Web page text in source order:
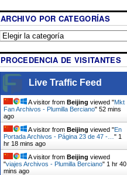
ARCHIVO POR CATEGORÍAS
PROCEDENCIA DE VISITANTES
Live Traffic Feed
A visitor from Beijing viewed "Mkt
Fan Archivos - Plumilla Berciano" 52 mins
ago
A visitor from Beijing viewed "En
Portada Archivos - Página 23 de 47 -… " 1
hr 18 mins ago
A visitor from Beijing viewed
"viajes Archivos - Plumilla Berciano" 1 hr 40
mins ago